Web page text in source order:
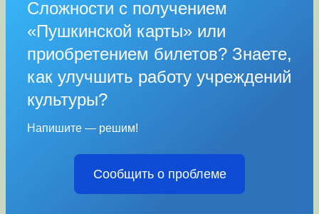
Сложности с получением
«Пушкинской карты» или
приобретением билетов? Знаете,
как улучшить работу учреждений
культуры?
Напишите — решим!
Сообщить о проблеме